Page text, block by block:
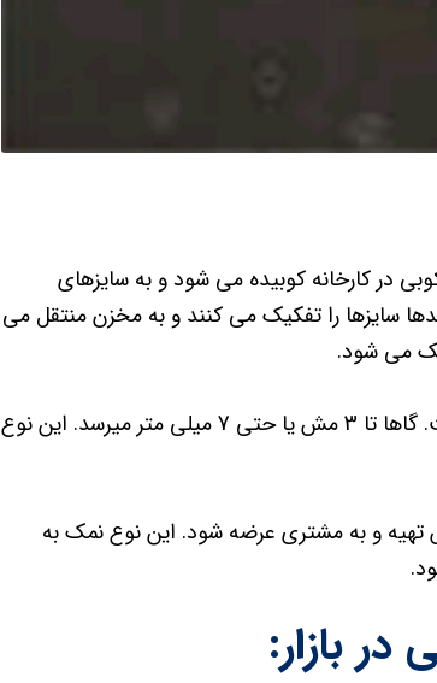
در کارخانه کوبیده می شود و به سایزهای
سایزها را تفکیک می کنند و به مخزن منتقل می
می شود.
نمک شیلاتی صنعتی معمولاً از 8 مش یا 2.8 میلی متر درشت تر است. گاها تا 3 مش یا حتی 7 میلی متر میرسد. این نوع
نوع نمک میتواند از اندازه یک دستی یعنی از 8مش تا6مش تهیه و به مشتری عرضه شود. این نوع نمک به
بازار: